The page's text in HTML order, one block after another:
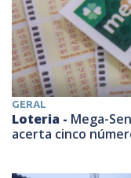
GERAL
Loteria - Mega-
acerta cinco